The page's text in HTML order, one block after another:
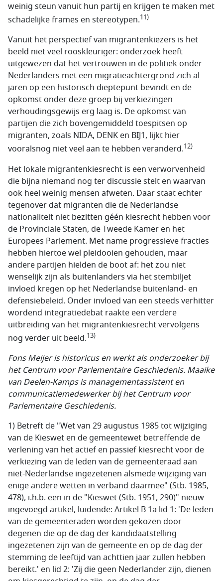
weinig steun vanuit hun partij en krijgen te maken met
schadelijke frames en stereotypen.11)
Vanuit het perspectief van migrantenkiezers is het
beeld niet veel rooskleuriger: onderzoek heeft
uitgewezen dat het vertrouwen in de politiek onder
Nederlanders met een migratieachtergrond zich al
jaren op een historisch dieptepunt bevindt en de
opkomst onder deze groep bij verkiezingen
verhoudingsgewijs erg laag is. De opkomst van
partijen die zich bovengemiddeld toespitsen op
migranten, zoals NIDA, DENK en BIJ1, lijkt hier
vooralsnog niet veel aan te hebben veranderd.12)
Het lokale migrantenkiesrecht is een verworvenheid
die bijna niemand nog ter discussie stelt en waarvan
ook heel weinig mensen afweten. Daar staat echter
tegenover dat migranten die de Nederlandse
nationaliteit niet bezitten géén kiesrecht hebben voor
de Provinciale Staten, de Tweede Kamer en het
Europees Parlement. Met name progressieve fracties
hebben hiertoe wel pleidooien gehouden, maar
andere partijen hielden de boot af: het zou niet
wenselijk zijn als buitenlanders via het stembiljet
invloed kregen op het Nederlandse buitenland- en
defensiebeleid. Onder invloed van een steeds verhitter
wordend integratiedebat raakte een verdere
uitbreiding van het migrantenkiesrecht vervolgens
nog verder uit beeld.13)
Fons Meijer is historicus en werkt als onderzoeker bij
het Centrum voor Parlementaire Geschiedenis. Maaike
van Deelen-Kamps is managementassistent en
communicatiemedewerker bij het Centrum voor
Parlementaire Geschiedenis.
1) Betreft de "Wet van 29 augustus 1985 tot wijziging
van de Kieswet en de gemeentewet betreffende de
verlening van het actief en passief kiesrecht voor de
verkiezing van de leden van de gemeenteraad aan
niet-Nederlandse ingezetenen alsmede wijziging van
enige andere wetten in verband daarmee" (Stb. 1985,
478), i.h.b. een in de "Kieswet (Stb. 1951, 290)" nieuw
ingevoegd artikel, luidende: Artikel B 1a lid 1: 'De leden
van de gemeenteraden worden gekozen door
degenen die op de dag der kandidaatstelling
ingezetenen zijn van de gemeente en op de dag der
stemming de leeftijd van achttien jaar zullen hebben
bereikt.' en lid 2: 'Zij die geen Nederlander zijn, dienen